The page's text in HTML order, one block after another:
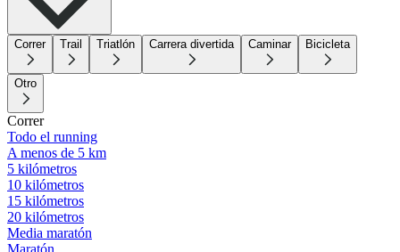
Correr Trail Triatlón Carrera divertida Caminar Bicicleta
Otro
Correr
Todo el running
A menos de 5 km
5 kilómetros
10 kilómetros
15 kilómetros
20 kilómetros
Media maratón
Maratón